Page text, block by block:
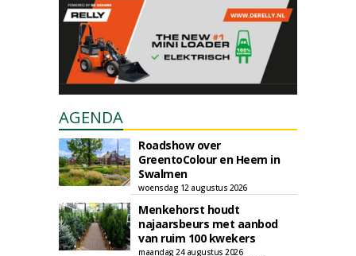
AGENDA
Roadshow over
GreentoColour en Heem in
Swalmen
woensdag 12 augustus 2026
Menkehorst houdt
najaarsbeurs met aanbod
van ruim 100 kwekers
maandag 24 augustus 2026